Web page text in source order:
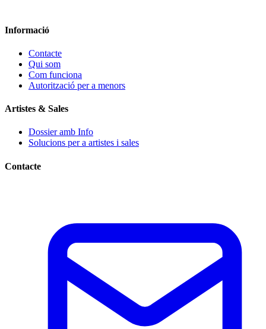
Informació
Contacte
Qui som
Com funciona
Autorització per a menors
Artistes & Sales
Dossier amb Info
Solucions per a artistes i sales
Contacte